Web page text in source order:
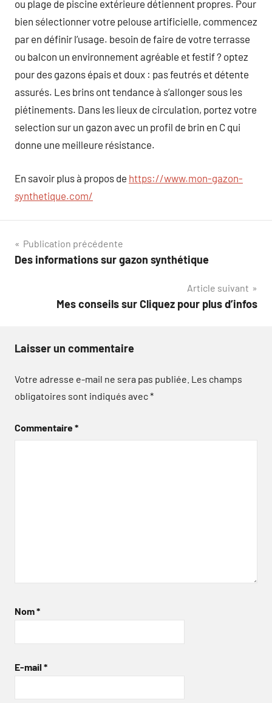
ou plage de piscine extérieure détiennent propres. Pour
bien sélectionner votre pelouse artificielle, commencez
par en définir l’usage. besoin de faire de votre terrasse
ou balcon un environnement agréable et festif ? optez
pour des gazons épais et doux : pas feutrés et détente
assurés. Les brins ont tendance à s’allonger sous les
piétinements. Dans les lieux de circulation, portez votre
selection sur un gazon avec un profil de brin en C qui
donne une meilleure résistance.
En savoir plus à propos de https://www.mon-gazon-
synthetique.com/
Navigation
de
Publication précédente
Des informations sur gazon synthétique
Article suivant
Mes conseils sur Cliquez pour plus d’infos
Laisser un commentaire
Votre adresse e-mail ne sera pas publiée. Les champs
obligatoires sont indiqués avec*
Commentaire*
Nom*
E-mail *